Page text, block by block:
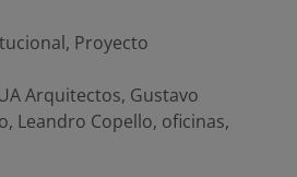
, Proyecto
Arquitectos, Gustavo
, Leandro Copello, oficinas,